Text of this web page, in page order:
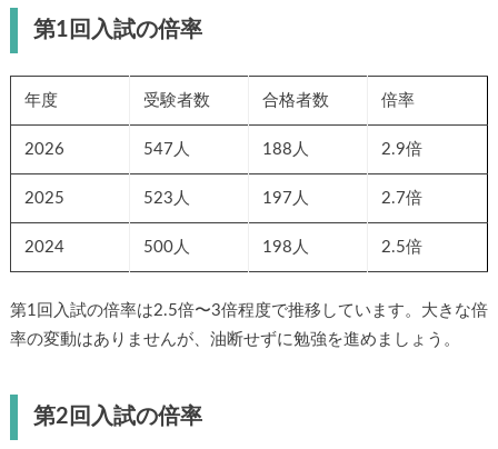
第1回入試の倍率
年度 受験者数 合格者数 倍率
2026 547人 188人 2.9倍
2025 523人 197人 2.7倍
2024 500人 198人 2.5倍
第1回入試の倍率は2.5倍〜3倍程度で推移しています。大きな倍
率の変動はありませんが、油断せずに勉強を進めましょう。
第2回入試の倍率